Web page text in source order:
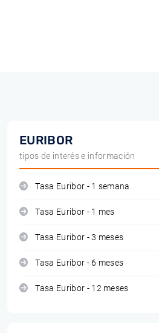
EURIBOR
tipos de interés e información
Tasa Euribor - 1 semana
Tasa Euribor - 1 mes
Tasa Euribor - 3 meses
Tasa Euribor - 6 meses
Tasa Euribor - 12 meses